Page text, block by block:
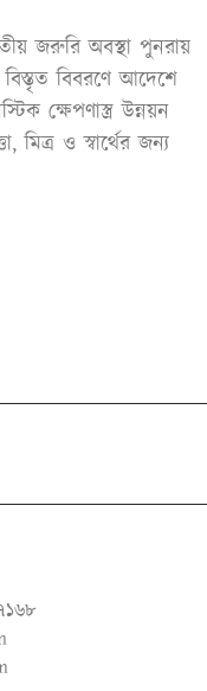
জরুরি অবস্থা পুনরায়
বিবরণে আদেশে
ক্ষেপণাস্ত্র উন্নয়ন
ও স্বার্থের জন্য